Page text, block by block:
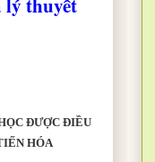
lý thuyết
ĐƯỢC ĐIỀU
HÓA